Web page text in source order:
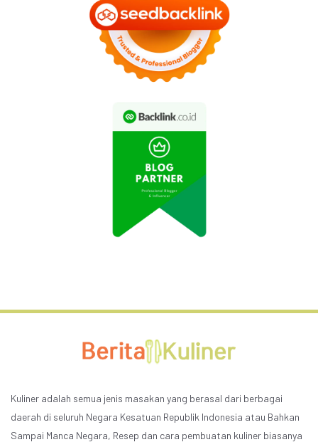
Kuliner adalah semua jenis masakan yang berasal dari berbagai
daerah di seluruh Negara Kesatuan Republik Indonesia atau Bahkan
Sampai Manca Negara, Resep dan cara pembuatan kuliner biasanya